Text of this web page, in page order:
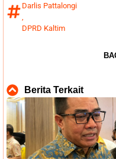
Darlis Pattalongi
,
DPRD Kaltim
Berita Terkait